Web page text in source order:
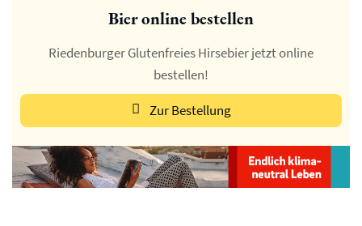
Bier online bestellen
Riedenburger Glutenfreies Hirsebier jetzt online
bestellen!
Zur Bestellung